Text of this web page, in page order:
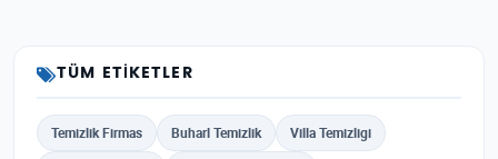
TÜM ETIKETLER
Temizlik Firmas Buharl Temizlik Villa Temizligi